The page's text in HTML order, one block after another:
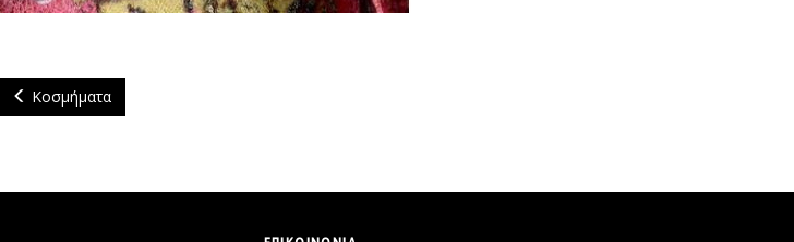
Κοσμήματα